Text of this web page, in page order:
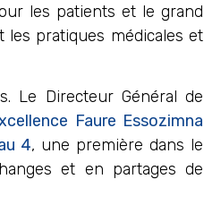
les patients et le grand
pratiques médicales et
Le Directeur Général de
Faure Essozimna
4, une première dans le
et en partages de